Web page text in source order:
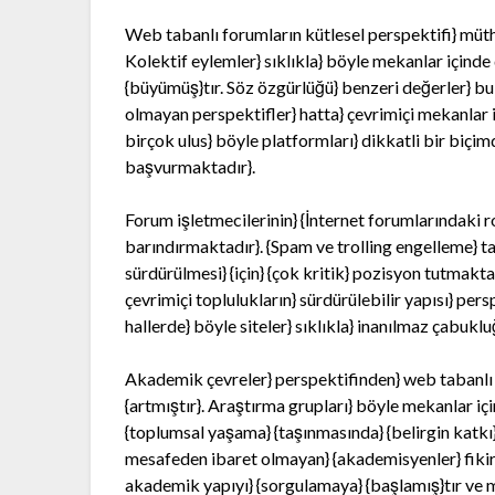
Web tabanlı forumların kütlesel perspektifi}
Kolektif eylemler} sıklıkla} böyle mekanlar içinde
{büyümüş}tır. Söz özgürlüğü} benzeri değerler}
olmayan perspektifler} hatta} çevrimiçi mekanlar
birçok ulus} böyle platformları} dikkatli bir
başvurmaktadır}.
Forum işletmecilerinin} {İnternet forumlarındaki
barındırmaktadır}. {Spam ve trolling
sürdürülmesi} {için} {çok kritik} pozisyon
çevrimiçi toplulukların} sürdürülebilir yapısı}
hallerde} böyle siteler} sıklıkla} inanılmaz
Akademik çevreler} perspektifinden} web
{artmıştır}. Araştırma grupları} böyle mekanlar
{toplumsal yaşama} {taşınmasında} {belirgin
mesafeden ibaret olmayan} {akademisyenler}
akademik yapıyı} {sorgulamaya} {başlamış}tır